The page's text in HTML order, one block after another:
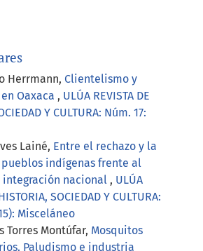
Herrmann, Clientelismo y
Oaxaca , ULÚA REVISTA DE
Y CULTURA: Núm. 17:
Lainé, Entre el rechazo y la
indígenas frente al
nacional , ULÚA
SOCIEDAD Y CULTURA:
Misceláneo
Torres Montúfar, Mosquitos
Paludismo e industria